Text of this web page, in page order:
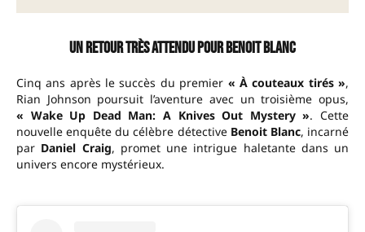
Un retour très attendu pour Benoit Blanc
Cinq ans après le succès du premier « À couteaux tirés »,
Rian Johnson poursuit l’aventure avec un troisième opus,
« Wake Up Dead Man: A Knives Out Mystery ». Cette
nouvelle enquête du célèbre détective Benoit Blanc, incarné
par Daniel Craig, promet une intrigue haletante dans un
univers encore mystérieux.